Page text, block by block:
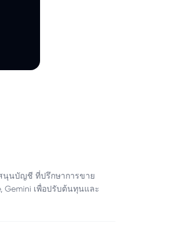
สนุนบัญชี ที่ปรึกษาการขาย
Gemini เพื่อปรับต้นทุนและ